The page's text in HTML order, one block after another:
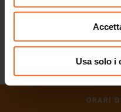
Usa solo i
Achmatova, la giornalista
ORARI